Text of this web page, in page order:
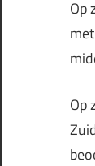
Op
Op